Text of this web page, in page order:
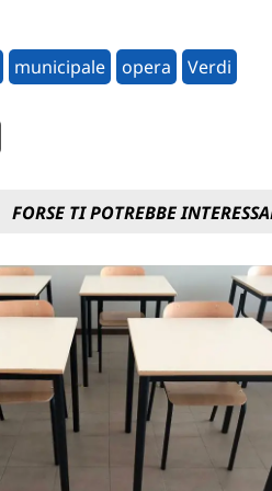
municipale opera Verdi
FORSE TI POTREBBE